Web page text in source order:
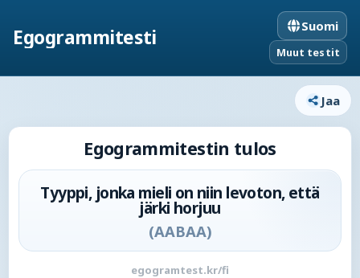
Egogrammitesti Suomi
Muut testit
Jaa
Egogrammitestin tulos
Tyyppi, jonka mieli on niin levoton, että
järki horjuu
(AABAA)
egogramtest.kr/fi